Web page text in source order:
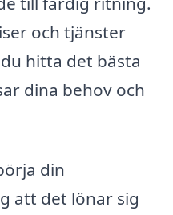
och tjänster
hitta det bästa
dina behov och
din
att det lönar sig